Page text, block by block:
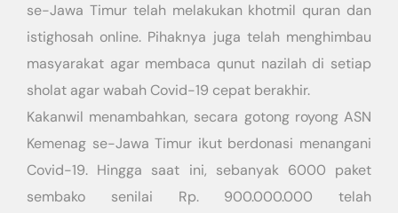
se-Jawa Timur telah melakukan khotmil quran dan
istighosah online. Pihaknya juga telah menghimbau
masyarakat agar membaca qunut nazilah di setiap
sholat agar wabah Covid-19 cepat berakhir.
Kakanwil menambahkan, secara gotong royong ASN
Kemenag se-Jawa Timur ikut berdonasi menangani
Covid-19. Hingga saat ini, sebanyak 6000 paket
sembako senilai Rp. 900.000.000 telah